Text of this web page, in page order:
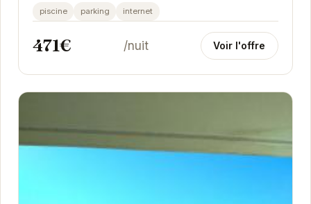
piscine parking internet
471€ /nuit Voir l'offre